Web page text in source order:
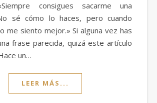
consigues sacarme una
sé cómo lo haces, pero cuando
me siento mejor.» Si alguna vez has
frase parecida, quizá este artículo
un…
LEER MÁS...